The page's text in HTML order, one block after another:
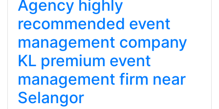
Agency highly
recommended event
management company
KL premium event
management firm near
Selangor